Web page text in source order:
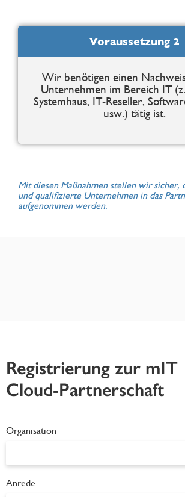
Voraussetzung 2
Wir benötigen einen
Unternehmen im Bereich IT
Systemhaus, IT-Reseller,
usw.) tätig ist.
Mit diesen Maßnahmen stellen wir sicher,
und qualifizierte Unternehmen in das
aufgenommen werden.
Registrierung zur mIT
Cloud-Partnerschaft
Organisation
Anrede